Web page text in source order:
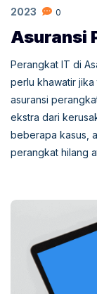
2023
0
Asuransi
Perangkat IT di
perlu khawatir
asuransi
ekstra dari
beberapa kasus,
perangkat hilang